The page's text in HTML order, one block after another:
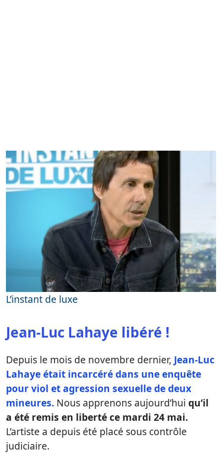
L’instant de luxe
Jean-Luc Lahaye libéré !
Depuis le mois de novembre dernier, Jean-Luc
Lahaye était incarcéré dans une enquête
pour viol et agression sexuelle de deux
mineures. Nous apprenons aujourd’hui qu’il
a été remis en liberté ce mardi 24 mai.
L’artiste a depuis été placé sous contrôle
judiciaire.